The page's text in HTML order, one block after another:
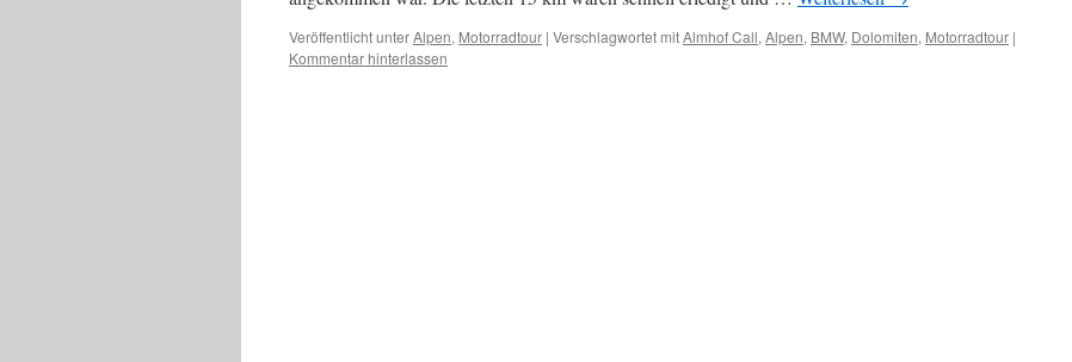
Veröffentlicht unterAlpen, Motorradtour | Verschlagwortet mitAlmhof Call, Alpen, BMW, Dolomiten, Motorradtour |
Kommentar hinterlassen